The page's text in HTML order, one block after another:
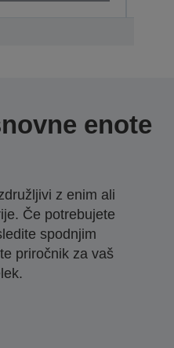
enote
z enim ali
Če potrebujete
spodnjim
priročnik za vaš